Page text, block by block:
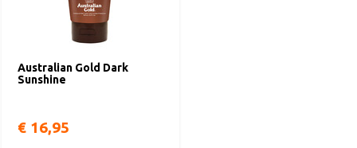
Australian Gold Dark
Sunshine
€ 16,95